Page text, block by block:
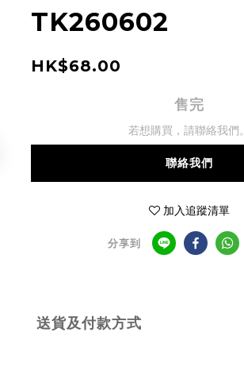
TK260602
HK$68.00
售完
若想購買，請聯絡我們。
聯絡我們
加入追蹤清單
分享到
送貨及付款方式